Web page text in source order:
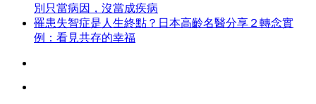
別只當病因，沒當成疾病
罹患失智症是人生終點？日本高齡名醫分享２轉念實
例：看見共存的幸福